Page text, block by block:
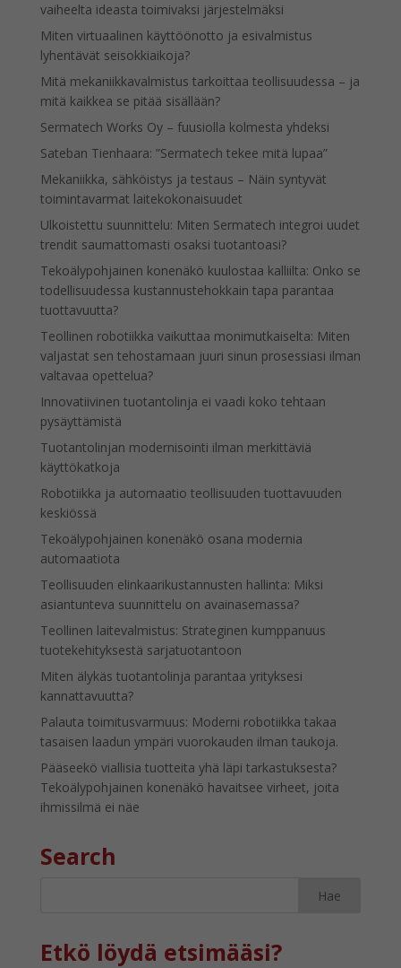
vaiheelta ideasta toimivaksi järjestelmäksi
Miten virtuaalinen käyttöönotto ja esivalmistus
lyhentävät seisokkiaikoja?
Mitä mekaniikkavalmistus tarkoittaa teollisuudessa – ja
mitä kaikkea se pitää sisällään?
Sermatech Works Oy – fuusiolla kolmesta yhdeksi
Sateban Tienhaara: ”Sermatech tekee mitä lupaa”
Mekaniikka, sähköistys ja testaus – Näin syntyvät
toimintavarmat laitekokonaisuudet
Ulkoistettu suunnittelu: Miten Sermatech integroi uudet
trendit saumattomasti osaksi tuotantoasi?
Tekoälypohjainen konenäkö kuulostaa kalliilta: Onko se
todellisuudessa kustannustehokkain tapa parantaa
tuottavuutta?
Teollinen robotiikka vaikuttaa monimutkaiselta: Miten
valjastat sen tehostamaan juuri sinun prosessiasi ilman
valtavaa opettelua?
Innovatiivinen tuotantolinja ei vaadi koko tehtaan
pysäyttämistä
Tuotantolinjan modernisointi ilman merkittäviä
käyttökatkoja
Robotiikka ja automaatio teollisuuden tuottavuuden
keskiössä
Tekoälypohjainen konenäkö osana modernia
automaatiota
Teollisuuden elinkaarikustannusten hallinta: Miksi
asiantunteva suunnittelu on avainasemassa?
Teollinen laitevalmistus: Strateginen kumppanuus
tuotekehityksestä sarjatuotantoon
Miten älykäs tuotantolinja parantaa yrityksesi
kannattavuutta?
Palauta toimitusvarmuus: Moderni robotiikka takaa
tasaisen laadun ympäri vuorokauden ilman taukoja.
Pääseekö viallisia tuotteita yhä läpi tarkastuksesta?
Tekoälypohjainen konenäkö havaitsee virheet, joita
ihmissilmä ei näe
Search
Etkö löydä etsimääsi?